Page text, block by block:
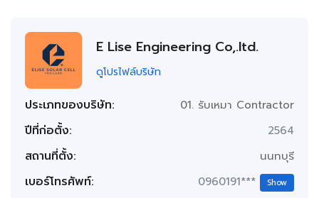
E Lise Engineering Co,.ltd.
ดูโปรไฟล์บริษัท
ประเภทของบริษัท: 01. รับเหมา Contractor
ปีที่ก่อตั้ง: 2564
สถานที่ตั้ง: นนทบุรี
เบอร์โทรศัพท์: 0960191*** Show